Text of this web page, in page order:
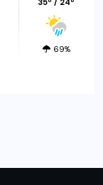
35º / 24º
69%